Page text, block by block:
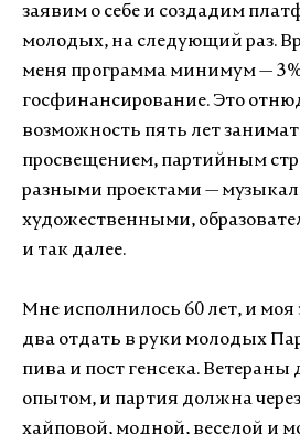
заявим о себе и создадим
молодых, на следующий раз.
меня программа минимум —
госфинансирование. Это
возможность пять лет
просвещением, партийным
разными проектами —
художественными,
и так далее.
Мне исполнилось 60 лет, и моя
два отдать в руки молодых
пива и пост генсека.
опытом, и партия должна через
хайповой, модной, веселой и